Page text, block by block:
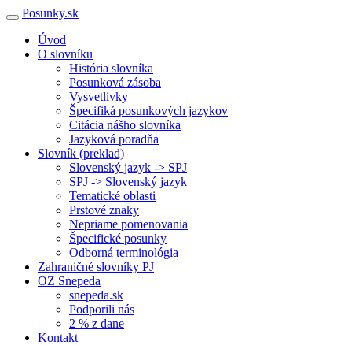
Posunky.sk
Úvod
O slovníku
História slovníka
Posunková zásoba
Vysvetlivky
Špecifiká posunkových jazykov
Citácia nášho slovníka
Jazyková poradňa
Slovník (preklad)
Slovenský jazyk -> SPJ
SPJ -> Slovenský jazyk
Tematické oblasti
Prstové znaky
Nepriame pomenovania
Špecifické posunky
Odborná terminológia
Zahraničné slovníky PJ
OZ Snepeda
snepeda.sk
Podporili nás
2 % z dane
Kontakt